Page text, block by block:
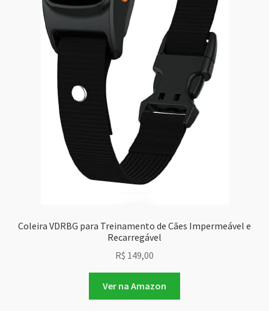
Coleira VDRBG para Treinamento de Cães Impermeável e
Recarregável
R$ 149,00
Ver na Amazon